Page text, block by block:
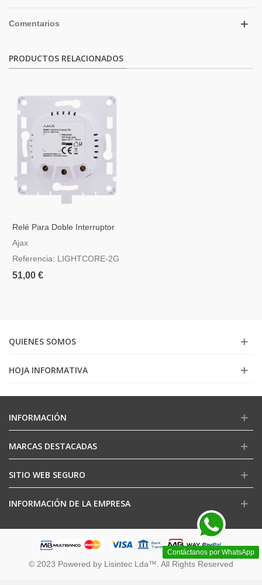
Comentarios
PRODUCTOS RELACIONADOS
Relé Para Doble Interruptor
Inteligente
Ajax
Referencia: LIGHTCORE-2G
51,00 €
QUIENES SOMOS
HOJA INFORMATIVA
Contáctanos por WhatsApp
INFORMACIÓN
MARCAS DESTACADAS
SITIO WEB SEGURO
INFORMACIÓN DE LA EMPRESA
© 2023 Powered by Lisintec Lda™. All Rights Reserved